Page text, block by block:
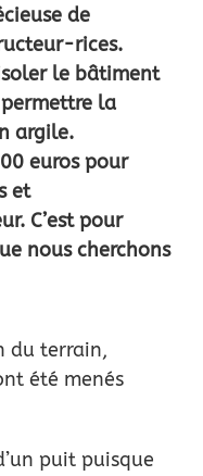
de
rices.
le bâtiment
la
argile.
euros pour
et
C’est pour
nous cherchons
du terrain,
été menés
puit puisque